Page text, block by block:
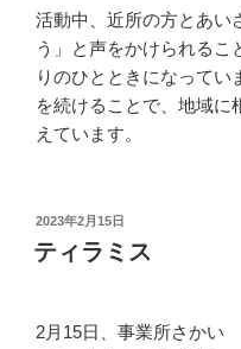
活動中、近所の方とあい
う」と声をかけられるこ
りのひとときになってい
を続けることで、地域に
えています。
投
稿
日:
2023年2月15日
ティラミス
2月15日、事業所さかい